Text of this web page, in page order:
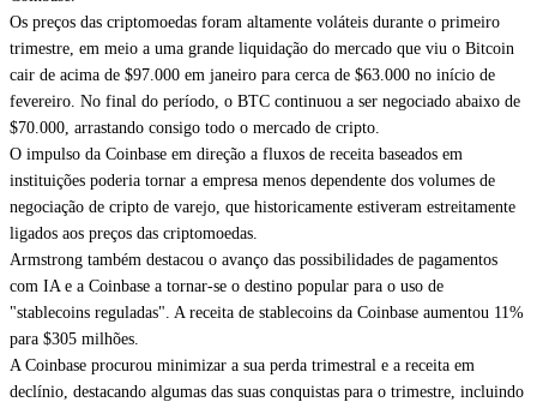
Os preços das criptomoedas foram altamente voláteis durante o primeiro
trimestre, em meio a uma grande liquidação do mercado que viu o Bitcoin
cair de acima de $97.000 em janeiro para cerca de $63.000 no início de
fevereiro. No final do período, o BTC continuou a ser negociado abaixo de
$70.000, arrastando consigo todo o mercado de cripto.
O impulso da Coinbase em direção a fluxos de receita baseados em
instituições poderia tornar a empresa menos dependente dos volumes de
negociação de cripto de varejo, que historicamente estiveram estreitamente
ligados aos preços das criptomoedas.
Armstrong também destacou o avanço das possibilidades de pagamentos
com IA e a Coinbase a tornar-se o destino popular para o uso de
"stablecoins reguladas". A receita de stablecoins da Coinbase aumentou 11%
para $305 milhões.
A Coinbase procurou minimizar a sua perda trimestral e a receita em
declínio, destacando algumas das suas conquistas para o trimestre, incluindo